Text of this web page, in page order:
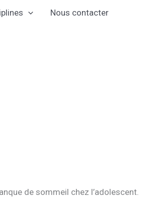
Nous contacter
de sommeil chez l’adolescent.